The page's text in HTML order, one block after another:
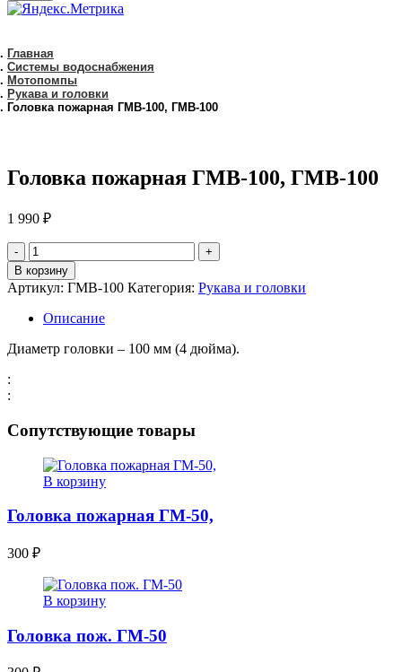
Главная
Системы водоснабжения
Мотопомпы
Рукава и головки
Головка пожарная ГМВ-100, ГМВ-100
Головка пожарная ГМВ-100, ГМВ-100
1 990 ₽
количество
Головка
пожарная
ГМВ-100,
ГМВ-100
В корзину
Артикул: ГМВ-100 Категория: Рукава и головки
Описание
Диаметр головки – 100 мм (4 дюйма).
:
:
Сопутствующие товары
В корзину
Головка пожарная ГМ-50,
300 ₽
В корзину
Головка пож. ГМ-50